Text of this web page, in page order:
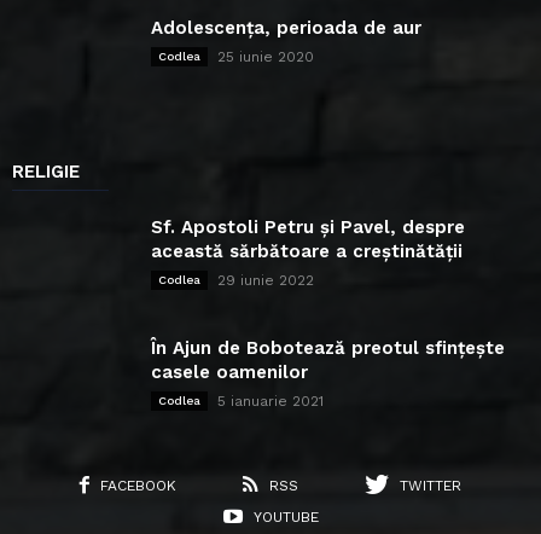
Adolescența, perioada de aur
Codlea 25 iunie 2020
RELIGIE
Sf. Apostoli Petru și Pavel, despre
această sărbătoare a creștinătății
Codlea 29 iunie 2022
În Ajun de Bobotează preotul sfințește
casele oamenilor
Codlea 5 ianuarie 2021
FACEBOOK RSS
TWITTER
YOUTUBE